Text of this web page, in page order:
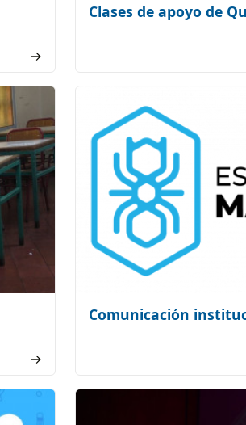
→
Clases de apoyo de
→
Comunicación